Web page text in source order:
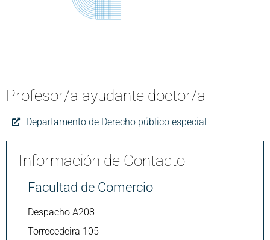
Profesor/a ayudante doctor/a
Departamento de Derecho público especial
Información de Contacto
Facultad de Comercio
Despacho A208
Torrecedeira 105